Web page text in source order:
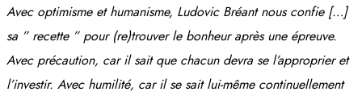
Avec optimisme et humanisme, Ludovic Bréant nous confie […]
sa ” recette ” pour (re)trouver le bonheur après une épreuve.
Avec précaution, car il sait que chacun devra se l’approprier et
l’investir. Avec humilité, car il se sait lui-même continuellement